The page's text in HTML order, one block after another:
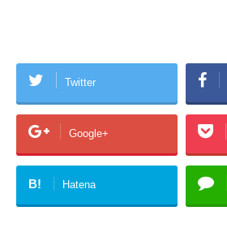
Twitter
Google+
B! Hatena